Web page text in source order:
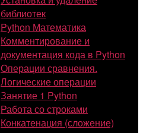
библиотек
Python Математика
Комментирование и
документация кода в Python
Операции сравнения.
Логические операции
Занятие 1 Python
Работа со строками
Конкатенация (сложение)